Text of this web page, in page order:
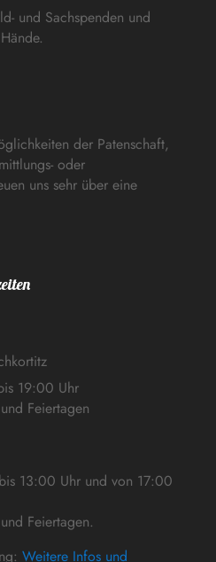
und Sachspenden und
der Patenschaft,
oder
uns sehr über eine
19:00 Uhr
Feiertagen
13:00 Uhr und von 17:00
Feiertagen.
Weitere Infos und